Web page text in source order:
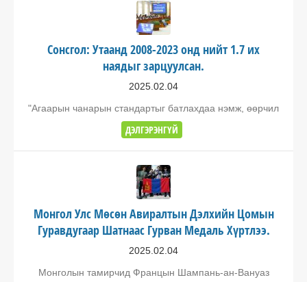
Сонсгол: Утаанд 2008-2023 онд нийт 1.7 их
наядыг зарцуулсан.
2025.02.04
"Агаарын чанарын стандартыг батлахдаа нэмж, өөрчил
ДЭЛГЭРЭНГҮЙ
Монгол Улс Мөсөн Авиралтын Дэлхийн Цомын
Гуравдугаар Шатнаас Гурван Медаль Хүртлээ.
2025.02.04
Монголын тамирчид Францын Шампань-ан-Вануаз